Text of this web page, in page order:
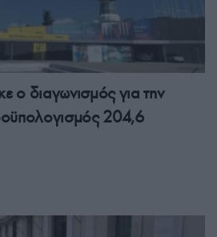
διαγωνισμός για την
204,6